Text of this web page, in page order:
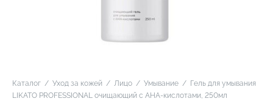
Каталог / Уход за кожей / Лицо / Умывание / Гель для умывания
LIKATO PROFESSIONAL очищающий с АНА-кислотами, 250мл